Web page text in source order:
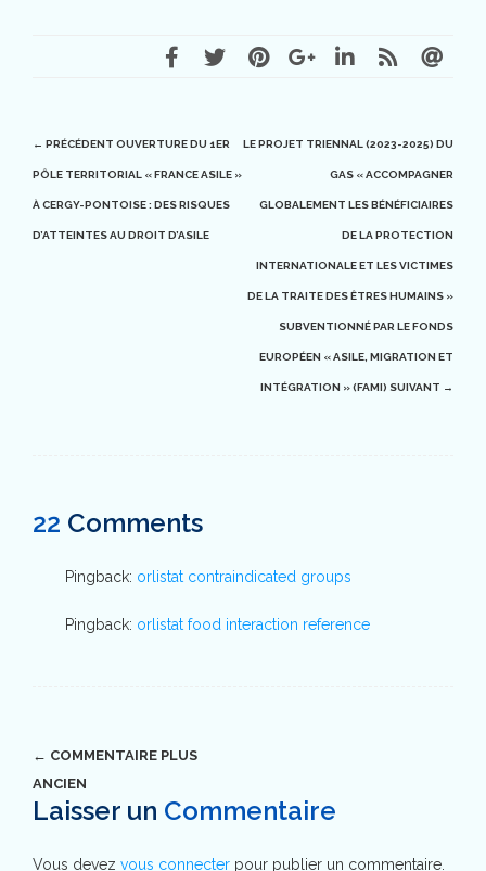
Post
navigation
← PRÉCÉDENT OUVERTURE DU 1ER
PÔLE TERRITORIAL « FRANCE ASILE »
À CERGY-PONTOISE : DES RISQUES
D’ATTEINTES AU DROIT D’ASILE
LE PROJET TRIENNAL (2023-2025) DU
GAS « ACCOMPAGNER
GLOBALEMENT LES BÉNÉFICIAIRES
DE LA PROTECTION
INTERNATIONALE ET LES VICTIMES
DE LA TRAITE DES ÊTRES HUMAINS »
SUBVENTIONNÉ PAR LE FONDS
EUROPÉEN « ASILE, MIGRATION ET
INTÉGRATION » (FAMI) SUIVANT →
22 Comments
Pingback: orlistat contraindicated groups
Pingback: orlistat food interaction reference
Navigation
dans
← COMMENTAIRE PLUS
ANCIEN
Laisser un Commentaire
Vous devez vous connecter pour publier un commentaire.